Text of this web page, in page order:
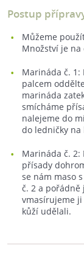
Postup
Můžeme
Množství je na
Marináda č. 1:
palcem
marináda
smícháme
nalejeme do
do ledničky
Marináda č. 2:
přísady
se nám maso
č. 2 a pořádně
vmasírujeme
kůží udělali.